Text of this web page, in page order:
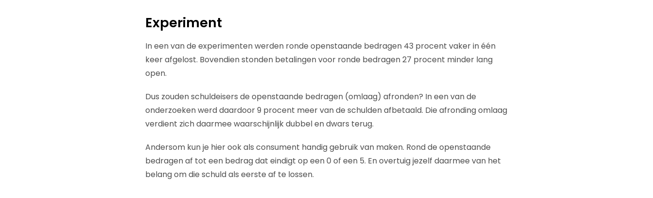
Experiment
In een van de experimenten werden ronde openstaande bedragen 43 procent vaker in één
keer afgelost. Bovendien stonden betalingen voor ronde bedragen 27 procent minder lang
open.
Dus zouden schuldeisers de openstaande bedragen (omlaag) afronden? In een van de
onderzoeken werd daardoor 9 procent meer van de schulden afbetaald. Die afronding omlaag
verdient zich daarmee waarschijnlijk dubbel en dwars terug.
Andersom kun je hier ook als consument handig gebruik van maken. Rond de openstaande
bedragen af tot een bedrag dat eindigt op een 0 of een 5. En overtuig jezelf daarmee van het
belang om die schuld als eerste af te lossen.